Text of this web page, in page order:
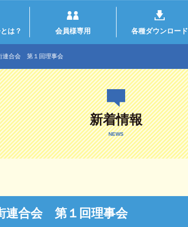
は？ 会員様専用 各種ダウンロード
連合会 第１回理事会
新着情報
NEWS
連合会 第１回理事会